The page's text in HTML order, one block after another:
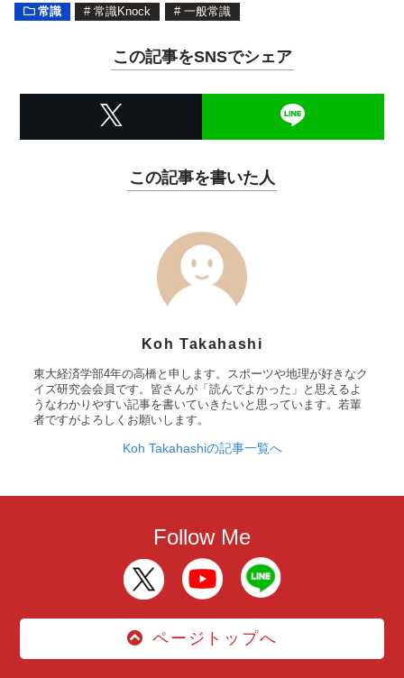
常識 # 常識Knock # 一般常識
この記事をSNSでシェア
この記事を書いた人
Koh Takahashi
東大経済学部4年の高橋と申します。スポーツや地理が好きなク
イズ研究会会員です。皆さんが「読んでよかった」と思えるよ
うなわかりやすい記事を書いていきたいと思っています。若輩
者ですがよろしくお願いします。
Koh Takahashiの記事一覧へ
Follow Me
ページトップへ